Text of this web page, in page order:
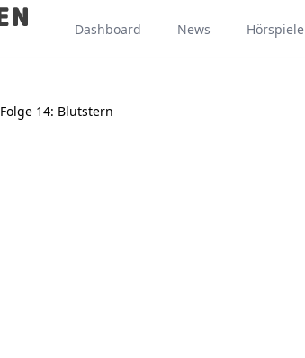
Dashboard News Hörspiele
Folge 14: Blutstern